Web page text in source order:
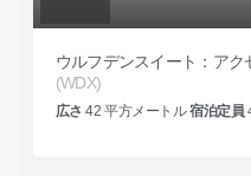
ウルフデンスイート：アク
(WDX)
広さ 42 平方メートル宿泊定員